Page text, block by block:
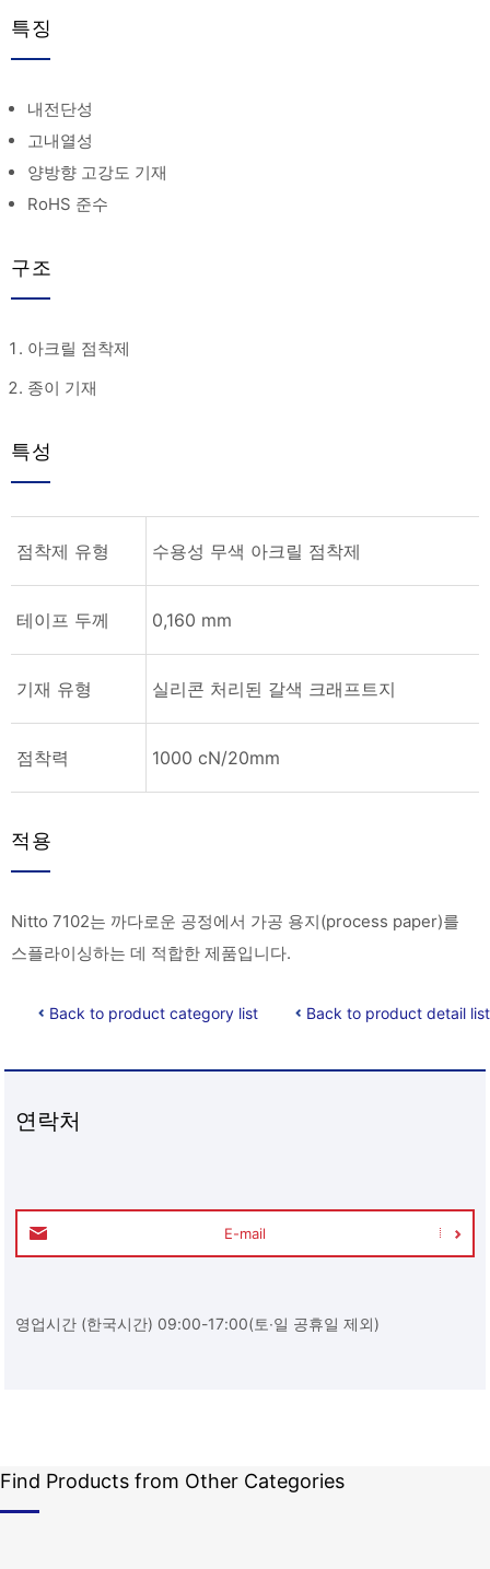
특징
내전단성
고내열성
양방향 고강도 기재
RoHS 준수
구조
아크릴 점착제
종이 기재
특성
점착제 유형 수용성 무색 아크릴 점착제
테이프 두께 0,160 mm
기재 유형 실리콘 처리된 갈색 크래프트지
점착력 1000 cN/20mm
적용
Nitto 7102는 까다로운 공정에서 가공 용지(process paper)를
스플라이싱하는 데 적합한 제품입니다.
Back to product category list Back to product detail list
연락처
E-mail
영업시간 (한국시간) 09:00-17:00(토∙일 공휴일 제외)
Find Products from Other Categories